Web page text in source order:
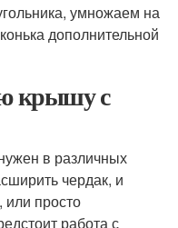
умножаем на
дополнительной
крышу с
в различных
чердак, и
просто
работа с